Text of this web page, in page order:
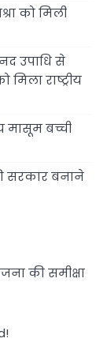
को मिली
उपाधि से
मिला राष्ट्रीय
मासूम बच्ची
सरकार बनाने
की समीक्षा